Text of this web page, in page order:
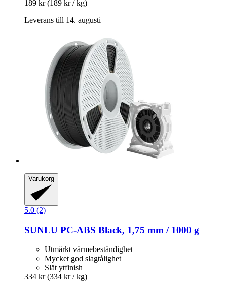
189 kr (189 kr / kg)
Leverans till 14. augusti
Varukorg
5.0 (2)
SUNLU PC-​ABS Black, 1,75 mm / 1000 g
Utmärkt värmebeständighet
Mycket god slagtålighet
Slät ytfinish
334 kr (334 kr / kg)